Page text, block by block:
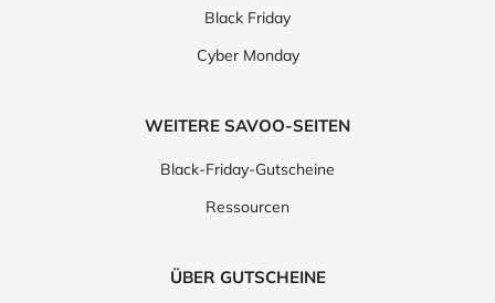
Black Friday
Cyber Monday
WEITERE SAVOO-SEITEN
Black-Friday-Gutscheine
Ressourcen
ÜBER GUTSCHEINE